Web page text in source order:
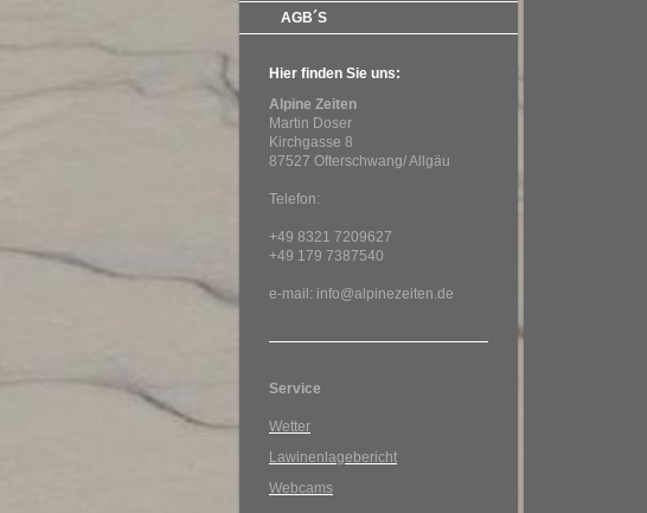
AGB´S
Hier finden Sie uns:
Alpine Zeiten
Martin Doser
Kirchgasse 8
87527 Ofterschwang/ Allgäu
Telefon:
+49 8321 7209627
+49 179 7387540
e-mail: info@alpinezeiten.de
Service
Wetter
Lawinenlagebericht
Webcams